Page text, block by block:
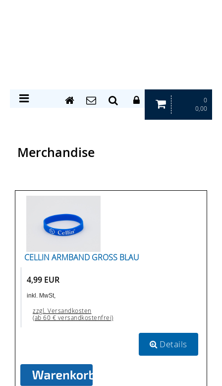
0
0,00
Merchandise
CELLIN ARMBAND GROSS BLAU
4,99 EUR
inkl. MwSt,
zzgl. Versandkosten
(ab 60 € versandkostenfrei)
Details